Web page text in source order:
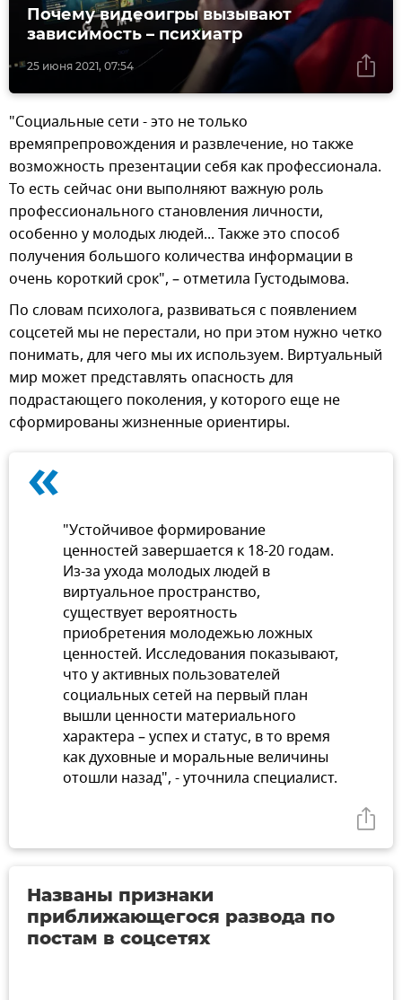
25 июня 2021, 07:54
Почему видеоигры вызывают
зависимость – психиатр
"Социальные сети - это не только
времяпрепровождения и развлечение, но также
возможность презентации себя как профессионала.
То есть сейчас они выполняют важную роль
профессионального становления личности,
особенно у молодых людей... Также это способ
получения большого количества информации в
очень короткий срок", – отметила Густодымова.
По словам психолога, развиваться с появлением
соцсетей мы не перестали, но при этом нужно четко
понимать, для чего мы их используем. Виртуальный
мир может представлять опасность для
подрастающего поколения, у которого еще не
сформированы жизненные ориентиры.
« "Устойчивое формирование
ценностей завершается к 18-20 годам.
Из-за ухода молодых людей в
виртуальное пространство,
существует вероятность
приобретения молодежью ложных
ценностей. Исследования показывают,
что у активных пользователей
социальных сетей на первый план
вышли ценности материального
характера – успех и статус, в то время
как духовные и моральные величины
отошли назад", - уточнила специалист.
Названы признаки
приближающегося развода по
постам в соцсетях